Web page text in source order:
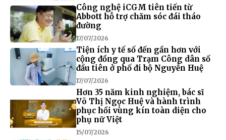
Công nghệ iCGM tiên tiến từ
Abbott hỗ trợ chăm sóc đái tháo
đường
17/07/2026
Tiện ích y tế số đến gần hơn với
cộng đồng qua Trạm Công dân số
đầu tiên ở phố đi bộ Nguyễn Huệ
17/07/2026
Hơn 35 năm kinh nghiệm, bác sĩ
Võ Thị Ngọc Huệ và hành trình
phục hồi vùng kín toàn diện cho
phụ nữ Việt
15/07/2026